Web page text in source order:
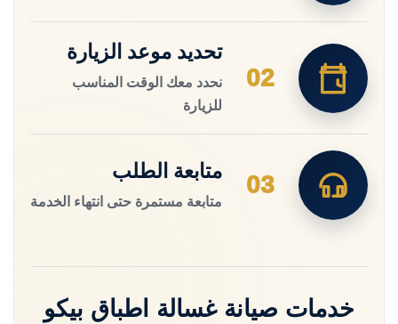
02
تحديد موعد الزيارة
نحدد معك الوقت المناسب
للزيارة
03
متابعة الطلب
متابعة مستمرة حتى انتهاء الخدمة
خدمات صيانة غسالة اطباق بيكو